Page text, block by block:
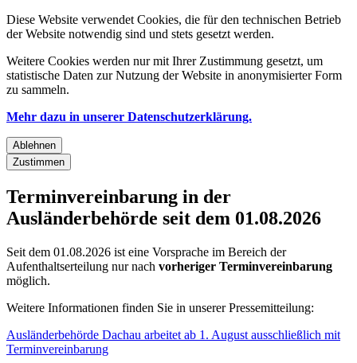
Diese Website verwendet Cookies, die für den technischen Betrieb
der Website notwendig sind und stets gesetzt werden.
Weitere Cookies werden nur mit Ihrer Zustimmung gesetzt, um
statistische Daten zur Nutzung der Website in anonymisierter Form
zu sammeln.
Mehr dazu in unserer Datenschutzerklärung.
Ablehnen
Zustimmen
Terminvereinbarung in der
Ausländerbehörde seit dem 01.08.2026
Seit dem 01.08.2026 ist eine Vorsprache im Bereich der
Aufenthaltserteilung nur nach vorheriger Terminvereinbarung
möglich.
Weitere Informationen finden Sie in unserer Pressemitteilung:
Ausländerbehörde Dachau arbeitet ab 1. August ausschließlich mit
Terminvereinbarung